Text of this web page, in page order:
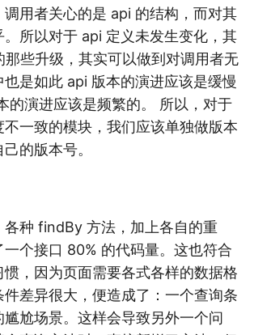
用者关心的是 api 的结构，而对其
。所以对于 api 定义未发生变化，其
些升级，其实可以做到对调用者无
也是如此 api 版本的演进应该是缓慢
的演进应该是频繁的。 所以，对于
一致的模块，我们应该单独做版本
的版本号。
各种 findBy 方法，加上各自的重
个接口 80% 的代码量。这也符合
，因为页面需要各式各样的数据格
差异很大，便造成了：一个查询条
尬场景。这样会导致另外一个问